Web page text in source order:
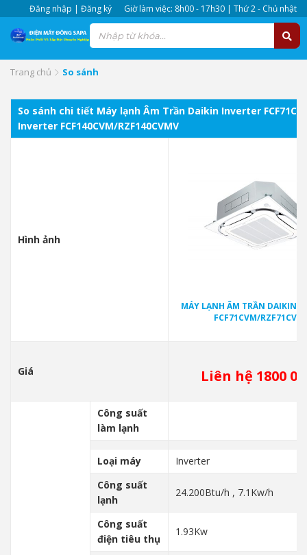
Đăng nhập | Đăng ký Giờ làm việc: 8h00 - 17h30 | Thứ 2 - Chủ nhật
Trang chủ So sánh
So sánh chi tiết Máy lạnh Âm Trần Daikin Inverter
Inverter FCF140CVM/RZF140CVMV
Hình ảnh
MÁY LẠNH ÂM TRẦN DAIKIN
FCF71CVM/RZF71CV2V
Giá Liên hệ 1800
Công suất
làm lạnh
Loại máy
Inverter
Công suất
lạnh
24.200Btu/h , 7.1Kw/h
Công suất
điện tiêu thụ
1.93Kw